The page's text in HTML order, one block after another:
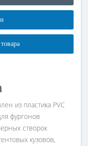
из пластика PVC
фургонов
створок
кузовов,